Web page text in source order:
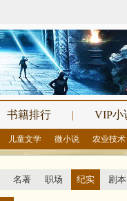
书籍排行 | VIP小
儿童文学 微小说 农业技术
名著 职场 纪实 剧本